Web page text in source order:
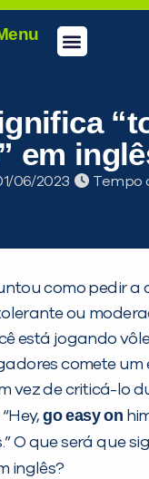
em
06/2023 Tempo
como pedir a
ou
está jogando
comete um
vez de criticá-lo
go easy on
O que será que
inglês?
DEMONSTRAÇÃO DE